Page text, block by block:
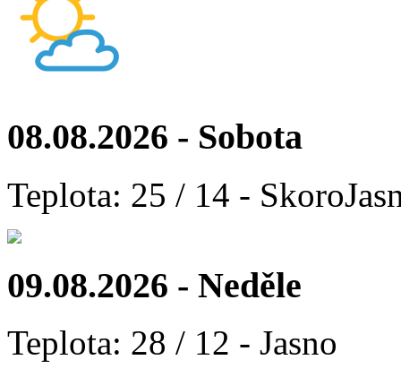
08.08.2026 - Sobota
Teplota: 25 / 14 -
09.08.2026 - Neděle
Teplota: 28 / 12 - Jasno